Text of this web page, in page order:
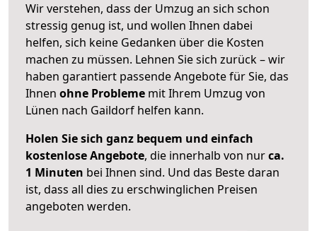
Wir verstehen, dass der Umzug an sich schon
stressig genug ist, und wollen Ihnen dabei
helfen, sich keine Gedanken über die Kosten
machen zu müssen. Lehnen Sie sich zurück – wir
haben garantiert passende Angebote für Sie, das
Ihnen ohne Probleme mit Ihrem Umzug von
Lünen nach Gaildorf helfen kann.
Holen Sie sich ganz bequem und einfach
kostenlose Angebote, die innerhalb von nurca.
1 Minuten bei Ihnen sind. Und das Beste daran
ist, dass all dies zu erschwinglichen Preisen
angeboten werden.